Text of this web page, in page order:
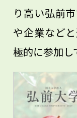
り高い弘前
や企業など
極的に参加し